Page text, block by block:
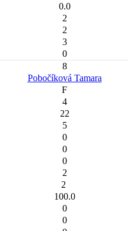
0.0
2
2
3
0
8
Pobočíková Tamara
F
4
22
5
0
0
0
2
2
100.0
0
0